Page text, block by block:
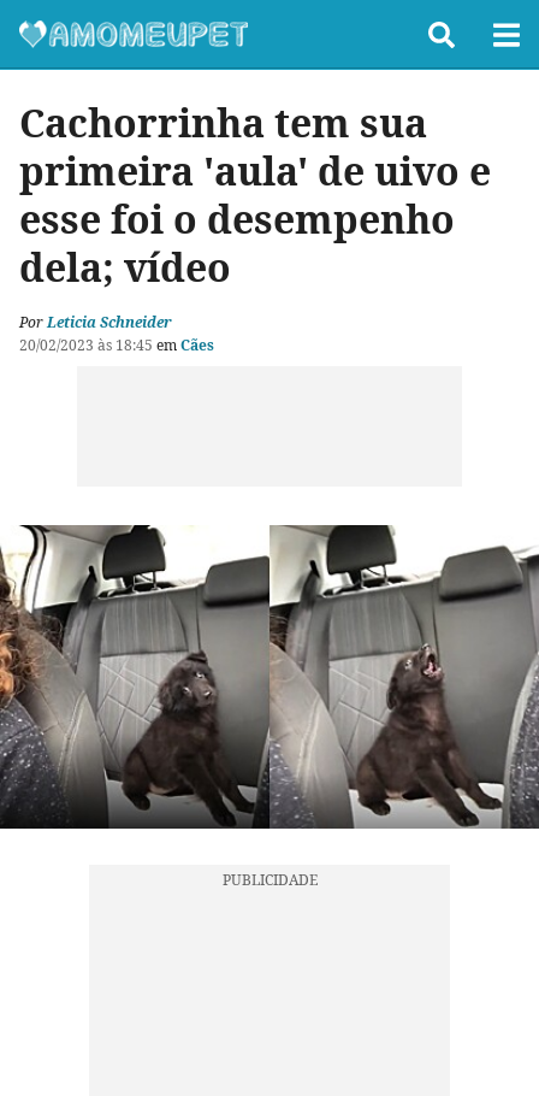
Cachorrinha tem sua
primeira 'aula' de uivo e
esse foi o desempenho
dela; vídeo
PorLeticia Schneider
20/02/2023 às 18:45 emCães